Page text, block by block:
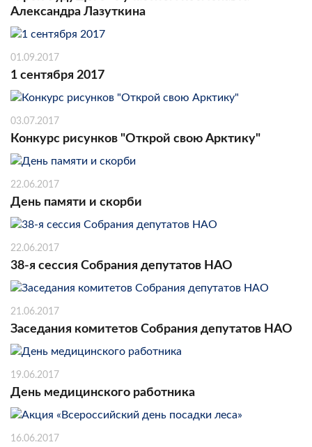
Александра Лазуткина
01.09.2017
1 сентября 2017
03.07.2017
Конкурс рисунков "Открой свою Арктику"
22.06.2017
День памяти и скорби
22.06.2017
38-я сессия Собрания депутатов НАО
21.06.2017
Заседания комитетов Собрания депутатов НАО
19.06.2017
День медицинского работника
16.06.2017